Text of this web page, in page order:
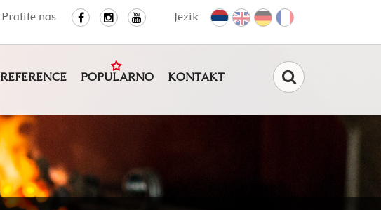
Jezik
Pratite nas
REFERENCE POPULARNO KONTAKT